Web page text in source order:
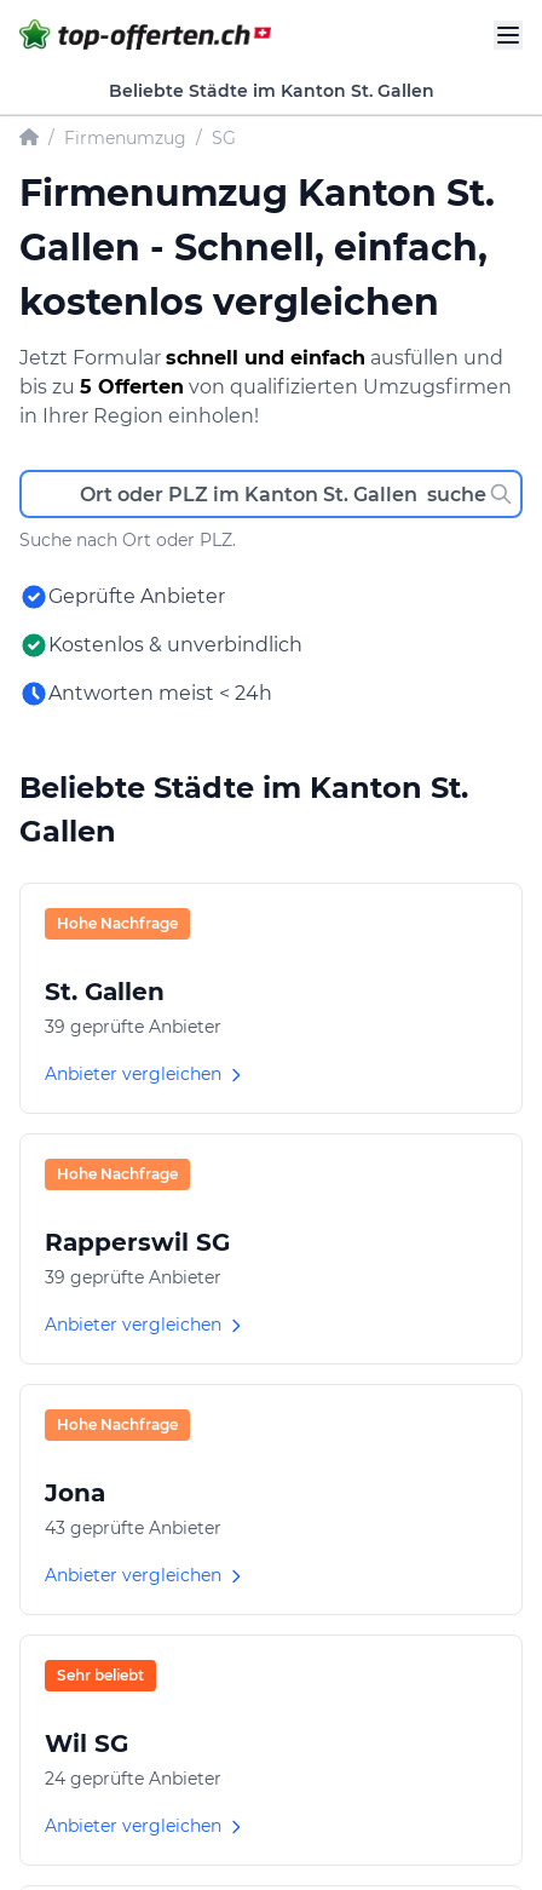
Beliebte Städte im Kanton St. Gallen
/ Firmenumzug / SG
Firmenumzug Kanton St.
Gallen - Schnell, einfach,
kostenlos vergleichen
Jetzt Formular schnell und einfach ausfüllen und
bis zu 5 Offerten von qualifizierten Umzugsfirmen
in Ihrer Region einholen!
Suche nach Ort oder PLZ.
Geprüfte Anbieter
Kostenlos & unverbindlich
Antworten meist < 24h
Beliebte Städte im Kanton St.
Gallen
Hohe Nachfrage
St. Gallen
39 geprüfte Anbieter
Anbieter vergleichen
Hohe Nachfrage
Rapperswil SG
39 geprüfte Anbieter
Anbieter vergleichen
Hohe Nachfrage
Jona
43 geprüfte Anbieter
Anbieter vergleichen
Sehr beliebt
Wil SG
24 geprüfte Anbieter
Anbieter vergleichen